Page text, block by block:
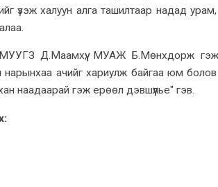
үзэж халуун алга ташилтаар надад
МУУГЗ Д.Маамхүү, МУАЖ Б.Мөнхдорж
нарынхаа ачийг хариулж байгаа юм
наадаарай гэж ерөөл дэвшүүлье" гэв.